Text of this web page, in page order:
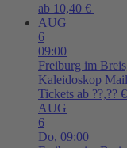
ab 10,40 €
AUG
6
09:00
Freiburg im
Kaleidoskop
Tickets ab ??,?? €
AUG
6
Do, 09:00